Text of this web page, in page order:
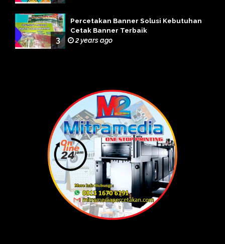
3
Percetakan Banner Solusi Kebutuhan
Cetak Banner Terbaik
2 years ago